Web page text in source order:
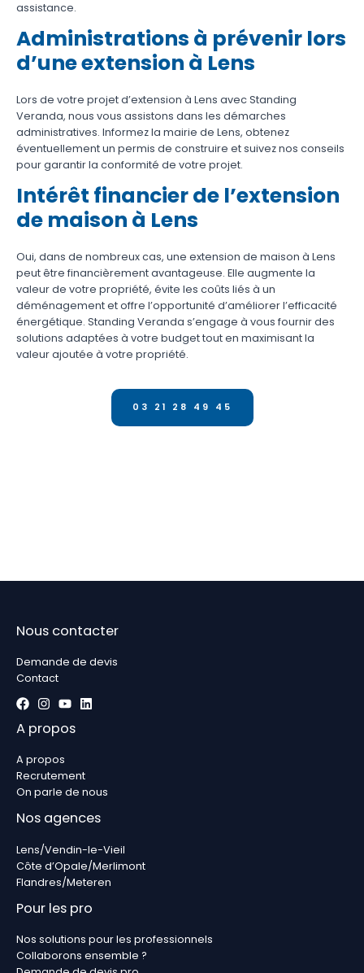
assistance.
Administrations à prévenir lors
d’une extension à Lens
Lors de votre projet d’extension à Lens avec Standing
Veranda, nous vous assistons dans les démarches
administratives. Informez la mairie de Lens, obtenez
éventuellement un permis de construire et suivez nos conseils
pour garantir la conformité de votre projet.
Intérêt financier de l’extension
de maison à Lens
Oui, dans de nombreux cas, une extension de maison à Lens
peut être financièrement avantageuse. Elle augmente la
valeur de votre propriété, évite les coûts liés à un
déménagement et offre l’opportunité d’améliorer l’efficacité
énergétique. Standing Veranda s’engage à vous fournir des
solutions adaptées à votre budget tout en maximisant la
valeur ajoutée à votre propriété.
03 21 28 49 45
Nous contacter
Demande de devis
Contact
A propos
A propos
Recrutement
On parle de nous
Nos agences
Lens/Vendin-le-Vieil
Côte d’Opale/Merlimont
Flandres/Meteren
Pour les pro
Nos solutions pour les professionnels
Collaborons ensemble ?